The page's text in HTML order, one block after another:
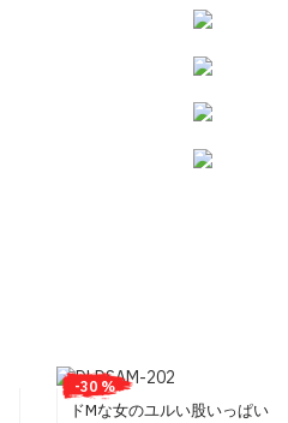
-30 %
ドMな女のユルい股いっぱい